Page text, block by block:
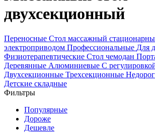
двухсекционный
Переносные Стол массажный
электроприводом Профессиональные Для
Физиотерапевтические Стол чемодан
Деревянные Алюминиевые С
Двухсекционные Трехсекционные
Детские складные
Фильтры
Популярные
Дороже
Дешевле